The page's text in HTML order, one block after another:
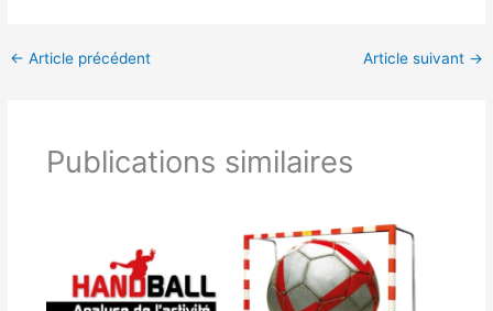
← Article précédent Article suivant →
Publications similaires